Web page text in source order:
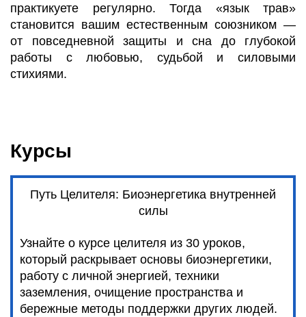
практикуете регулярно. Тогда «язык трав»
становится вашим естественным союзником —
от повседневной защиты и сна до глубокой
работы с любовью, судьбой и силовыми
стихиями.
Курсы
Путь Целителя: Биоэнергетика внутренней
силы
Узнайте о курсе целителя из 30 уроков,
который раскрывает основы биоэнергетики,
работу с личной энергией, техники
заземления, очищение пространства и
бережные методы поддержки других людей.